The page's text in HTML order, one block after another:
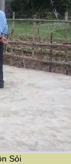
Sỏi